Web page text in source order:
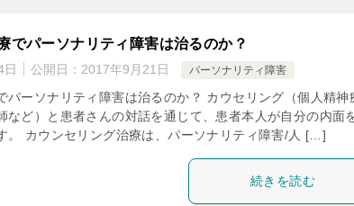
でパーソナリティ障害は治るのか？
公開日： 2017年9月21日 パーソナリティ障害
パーソナリティ障害は治るのか？ カウセリング（個人精神
など）と患者さんの対話を通じて、患者本人が自分の内面
。 カウンセリング治療は、パーソナリティ障害/人 […]
続きを読む